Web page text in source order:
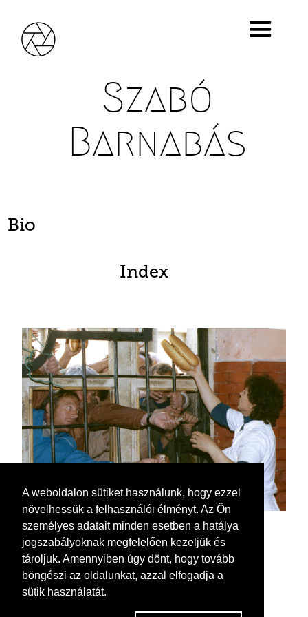
A weboldalon sütiket használunk, hogy ezzel
növelhessük a felhasználói élményt. Az Ön
személyes adatait minden esetben a hatálya
jogszabályoknak megfelelően kezeljük és
tároljuk. Amennyiben úgy dönt, hogy tovább
böngészi az oldalunkat, azzal elfogadja a
sütik használatát.
Szabó
Barnabás
Bio
Index